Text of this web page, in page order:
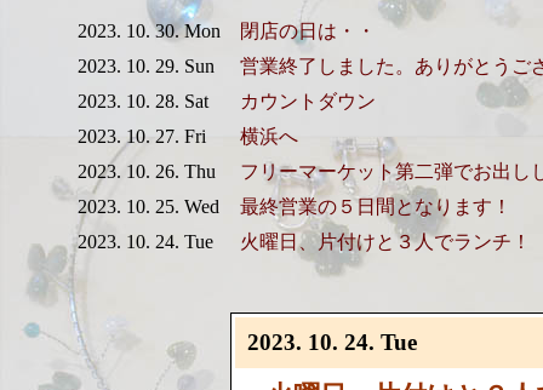
2023. 10. 30. Mon
閉店の日は・・
2023. 10. 29. Sun
営業終了しました。ありがとうご
2023. 10. 28. Sat
カウントダウン
2023. 10. 27. Fri
横浜へ
2023. 10. 26. Thu
フリーマーケット第二弾でお出し
2023. 10. 25. Wed
最終営業の５日間となります！
2023. 10. 24. Tue
火曜日、片付けと３人でランチ！
2023. 10. 24. Tue